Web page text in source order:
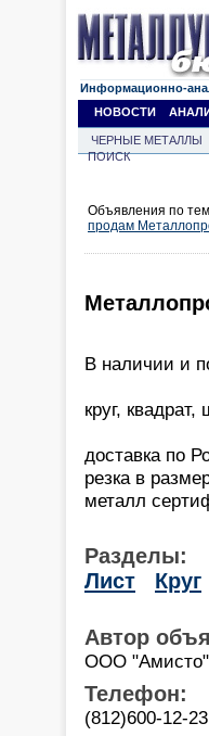
Информационно-
НОВОСТИ
ЧЕРНЫЕ МЕТАЛЛЫ
ПОИСК
Объявления по
продам
В наличии и
круг,
доставка по
резка в
металл
Разделы:
Лист
Круг
Автор
ООО "Амисто"
Телефон:
(812)600-12-23